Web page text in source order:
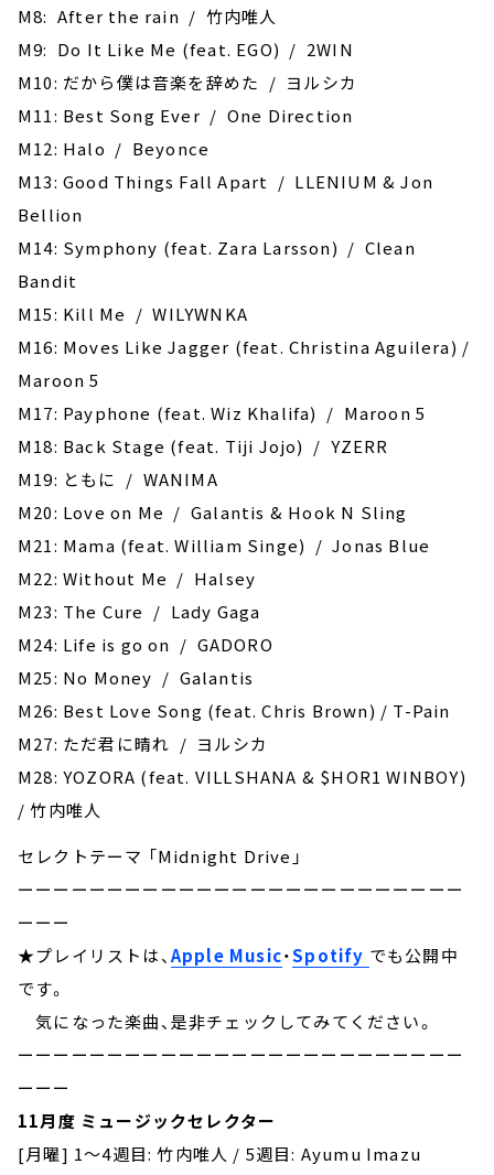
M8: After the rain / 竹内唯人
M9: Do It Like Me (feat. EGO) / 2WIN
M10: だから僕は音楽を辞めた / ヨルシカ
M11: Best Song Ever / One Direction
M12: Halo / Beyonce
M13: Good Things Fall Apart / LLENIUM & Jon
Bellion
M14: Symphony (feat. Zara Larsson) / Clean
Bandit
M15: Kill Me / WILYWNKA
M16: Moves Like Jagger (feat. Christina Aguilera) /
Maroon 5
M17: Payphone (feat. Wiz Khalifa) / Maroon 5
M18: Back Stage (feat. Tiji Jojo) / YZERR
M19: ともに / WANIMA
M20: Love on Me / Galantis & Hook N Sling
M21: Mama (feat. William Singe) / Jonas Blue
M22: Without Me / Halsey
M23: The Cure / Lady Gaga
M24: Life is go on / GADORO
M25: No Money / Galantis
M26: Best Love Song (feat. Chris Brown) / T-Pain
M27: ただ君に晴れ / ヨルシカ
M28: YOZORA (feat. VILLSHANA & $HOR1 WINBOY)
/ 竹内唯人
セレクトテーマ 「Midnight Drive」
ーーーーーーーーーーーーーーーーーーーーーーーーー
ーーー
★プレイリストは、Apple Music・Spotify でも公開中
です。
気になった楽曲、是非チェックしてみてください。
ーーーーーーーーーーーーーーーーーーーーーーーーー
ーーー
11月度 ミュージックセレクター
[月曜] 1～4週目: 竹内唯人 / 5週目: Ayumu Imazu